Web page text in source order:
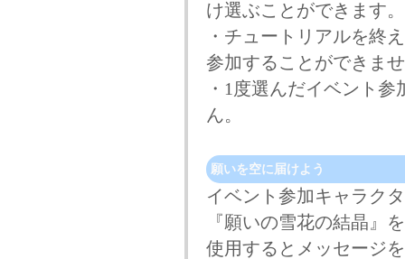
け選ぶことができます。
・チュートリアルを終
参加することができま
・1度選んだイベント
ん。
願いを空に届けよう
イベント参加キャラク
『願いの雪花の結晶』
使用するとメッセージ